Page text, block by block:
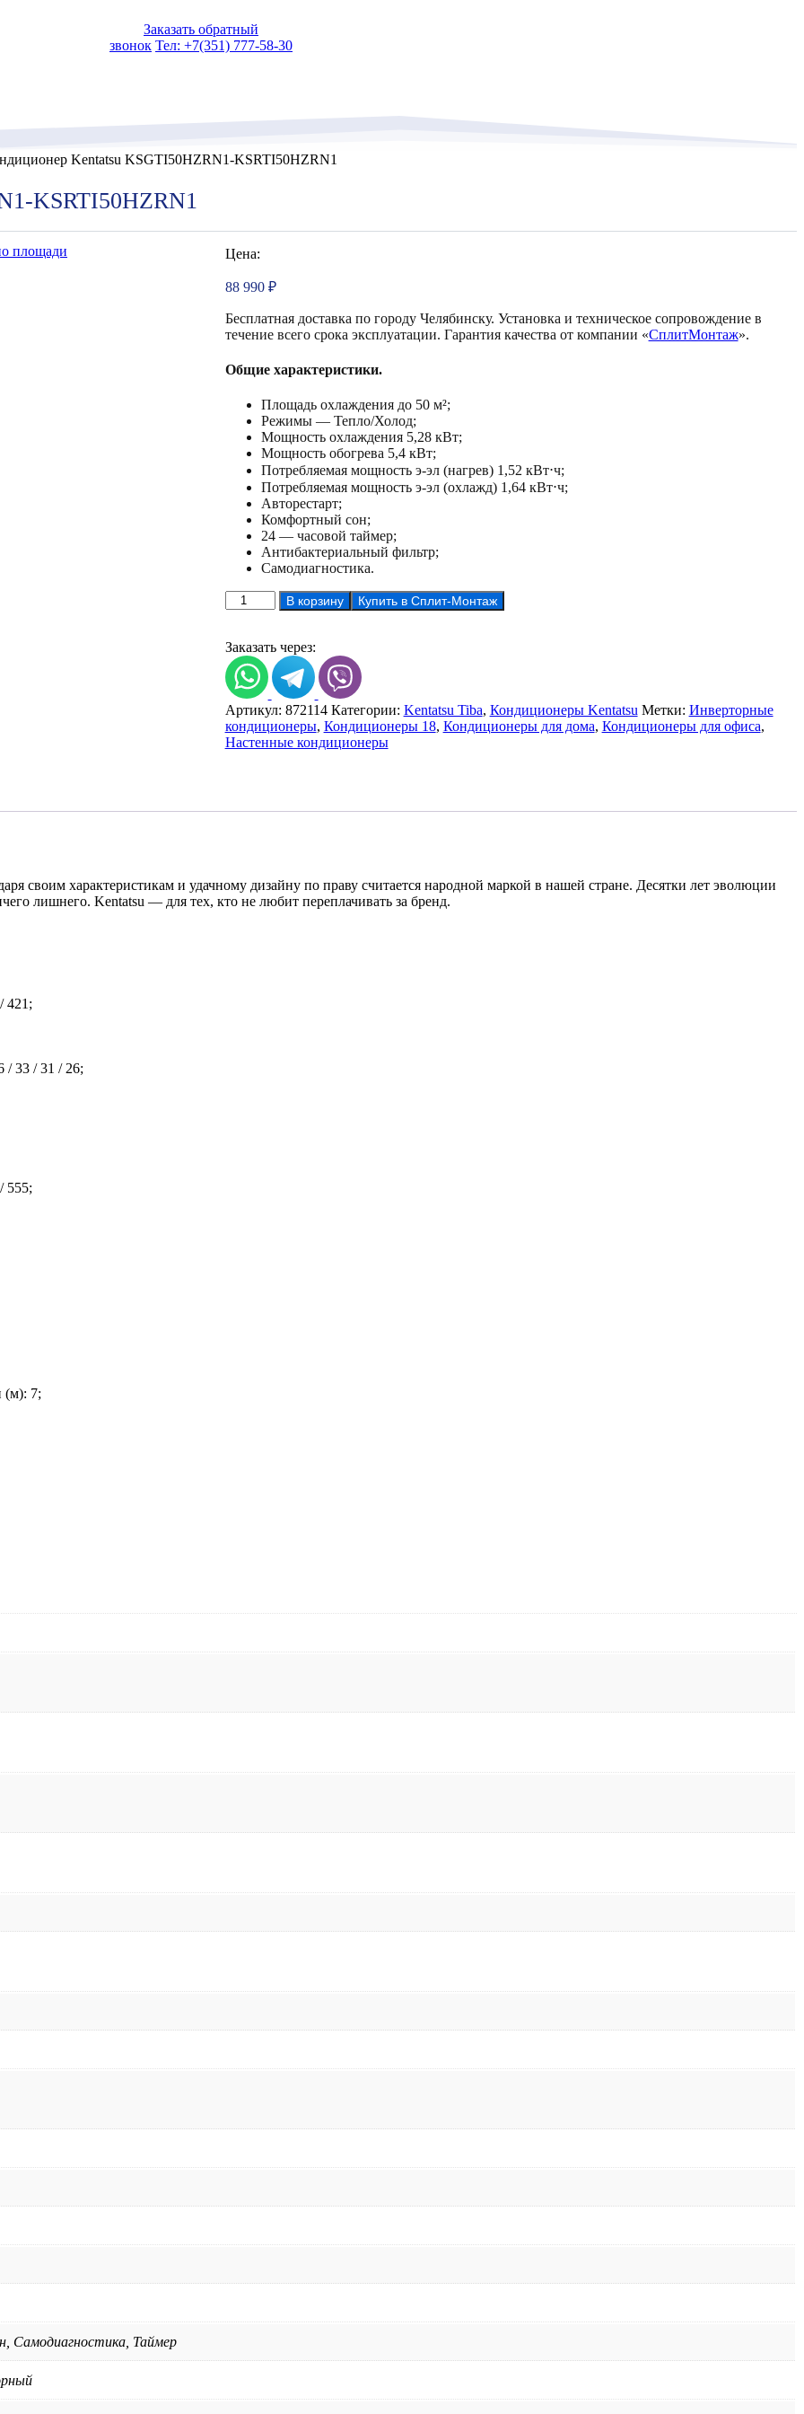
Заказать обратный
звонок Тел: +7(351) 777-58-30
площади
Kentatsu KSGTI50HZRN1-KSRTI50HZRN1
KSRTI50HZRN1
Цена:
88 990 ₽
Бесплатная доставка по городу Челябинску. Установка и техническое сопровождение в
течение всего срока эксплуатации. Гарантия качества от компании «СплитМонтаж».
Общие характеристики.
Площадь охлаждения до 50 м²;
Режимы — Тепло/Холод;
Мощность охлаждения 5,28 кВт;
Мощность обогрева 5,4 кВт;
Потребляемая мощность э-эл (нагрев) 1,52 кВт⋅ч;
Потребляемая мощность э-эл (охлажд) 1,64 кВт⋅ч;
Авторестарт;
Комфортный сон;
24 — часовой таймер;
Антибактериальный фильтр;
Самодиагностика.
Количество
товара
Kentatsu
KSGTI50HZRN1-
KSRTI50HZRN1
В корзину Купить в Сплит-Монтаж
Заказать через:
Артикул: 872114 Категории: Kentatsu Tiba, Кондиционеры Kentatsu Метки: Инверторные
кондиционеры, Кондиционеры 18, Кондиционеры для дома, Кондиционеры для офиса,
Настенные кондиционеры
своим характеристикам и удачному дизайну по праву считается народной маркой в нашей стране. Десятки лет эволюции
лишнего. Kentatsu — для тех, кто не любит переплачивать за бренд.
421;
/ 33 / 31 / 26;
555;
(м): 7;
Самодиагностика, Таймер